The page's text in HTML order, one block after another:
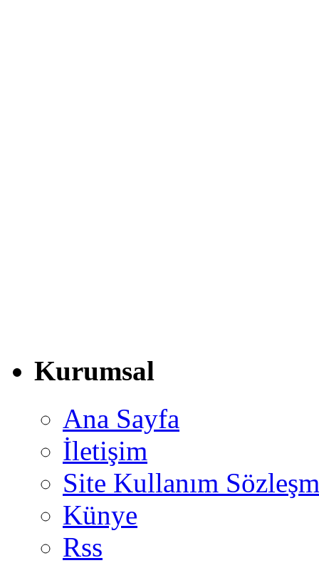
Kurumsal
Ana Sayfa
İletişim
Site Kullanım
Künye
Rss